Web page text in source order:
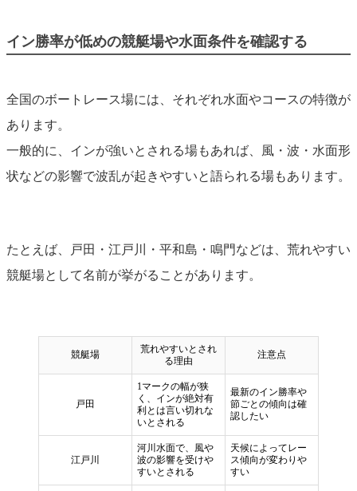
イン勝率が低めの競艇場や水面条件を確認する
全国のボートレース場には、それぞれ水面やコースの特徴が
あります。
一般的に、インが強いとされる場もあれば、風・波・水面形
状などの影響で波乱が起きやすいと語られる場もあります。
たとえば、戸田・江戸川・平和島・鳴門などは、荒れやすい
競艇場として名前が挙がることがあります。
競艇場
荒れやすいとされ
る理由
注意点
戸田
1マークの幅が狭
く、インが絶対有
利とは言い切れな
いとされる
最新のイン勝率や
節ごとの傾向は確
認したい
江戸川
河川水面で、風や
波の影響を受けや
すいとされる
天候によってレー
ス傾向が変わりや
すい